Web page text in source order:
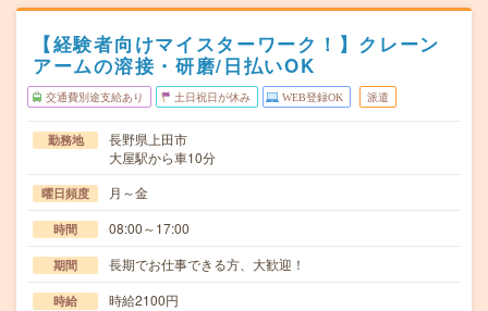
【経験者向けマイスターワーク！】クレーン
アームの溶接・研磨/日払いOK
交通費別途支給あり 土日祝日が休み WEB登録OK 派遣
勤務地
長野県上田市
大屋駅から車10分
曜日頻度 月～金
時間 08:00～17:00
期間 長期でお仕事できる方、大歓迎！
時給 時給2100円